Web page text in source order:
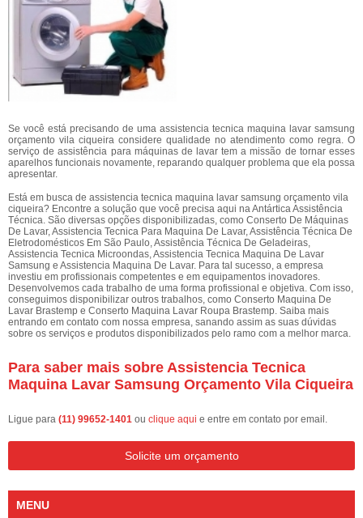
Se você está precisando de uma assistencia tecnica maquina lavar samsung
orçamento vila ciqueira considere qualidade no atendimento como regra. O
serviço de assistência para máquinas de lavar tem a missão de tornar esses
aparelhos funcionais novamente, reparando qualquer problema que ela possa
apresentar.
Está em busca de assistencia tecnica maquina lavar samsung orçamento vila
ciqueira? Encontre a solução que você precisa aqui na Antártica Assistência
Técnica. São diversas opções disponibilizadas, como Conserto De Máquinas
De Lavar, Assistencia Tecnica Para Maquina De Lavar, Assistência Técnica De
Eletrodomésticos Em São Paulo, Assistência Técnica De Geladeiras,
Assistencia Tecnica Microondas, Assistencia Tecnica Maquina De Lavar
Samsung e Assistencia Maquina De Lavar. Para tal sucesso, a empresa
investiu em profissionais competentes e em equipamentos inovadores.
Desenvolvemos cada trabalho de uma forma profissional e objetiva. Com isso,
conseguimos disponibilizar outros trabalhos, como Conserto Maquina De
Lavar Brastemp e Conserto Maquina Lavar Roupa Brastemp. Saiba mais
entrando em contato com nossa empresa, sanando assim as suas dúvidas
sobre os serviços e produtos disponibilizados pelo ramo com a melhor marca.
Para saber mais sobre Assistencia Tecnica
Maquina Lavar Samsung Orçamento Vila Ciqueira
Ligue para (11) 99652-1401 ou clique aqui e entre em contato por email.
Solicite um orçamento
MENU